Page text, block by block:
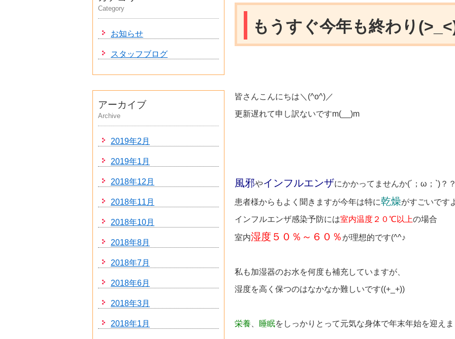
もうすぐ今年も終わり
皆さんこんにちは＼(^o^)／
更新遅れて申し訳ないですm(__)m
風邪やインフルエンザにかかってませんか(´；ω；`)？
患者様からもよく聞きますが今年は特に乾燥がすごいです
インフルエンザ感染予防には室内温度２０℃以上の場合
室内湿度５０％～６０％ が理想的です(^^♪
私も加湿器のお水を何度も補充していますが、
湿度を高く保つのはなかなか難しいです((+_+))
栄養 睡眠をしっかりとって元気な身体で年末年始を迎えま
Category
お知らせ
スタッフブログ
アーカイブ
Archive
2019年2月
2019年1月
2018年12月
2018年11月
2018年10月
2018年8月
2018年7月
2018年6月
2018年3月
2018年1月